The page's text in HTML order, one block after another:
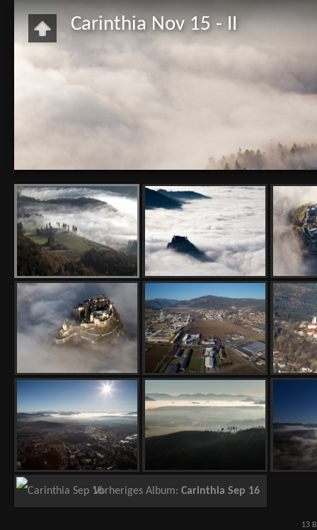
Carinthia Nov 15 - II
Vorheriges Album:Carinthia Sep 16
13